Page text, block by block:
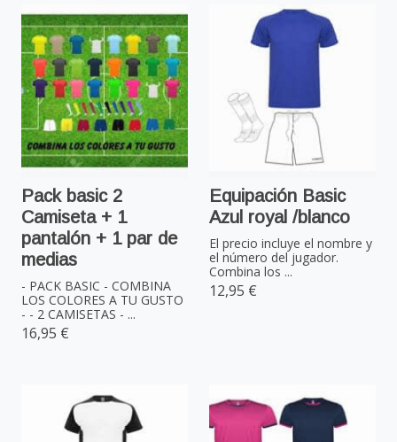
Pack basic 2
Camiseta + 1
pantalón + 1 par de
medias
- PACK BASIC - COMBINA
LOS COLORES A TU GUSTO
- - 2 CAMISETAS - ...
16,95 €
Equipación Basic
Azul royal /blanco
El precio incluye el nombre y
el número del jugador.
Combina los ...
12,95 €